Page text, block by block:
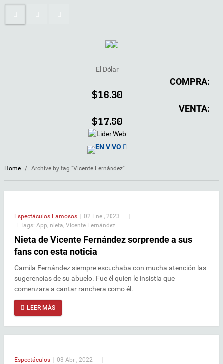
El Dólar
COMPRA:
$16.30
VENTA:
$17.50
EN VIVO
Home / Archive by tag "Vicente Fernández"
Espectáculos Famosos | 02 Ene , 2023 | |
|
Tags: App nieta Vicente Fernández
Nieta de Vicente Fernández sorprende a sus
fans con esta noticia
Camila Fernández siempre escuchaba con mucha atención las
sugerencias de su abuelo. Fue él quien le insistía que
comenzara a cantar ranchera como él.
LEER MÁS
Espectáculos | 03 Abr , 2022 | |
|